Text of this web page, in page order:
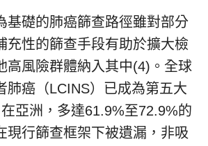
基礎的肺癌篩查路徑雖對部分
充性的篩查手段有助於擴大檢
高風險群體納入其中(4)。全球
肺癌（LCINS）已成為第五大
亞洲，多達61.9%至72.9%的
現行篩查框架下被遺漏，非吸